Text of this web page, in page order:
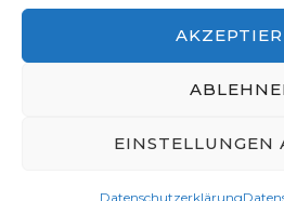
EINSTELLUNGEN
Datenschutzerklärung
© 2024 Simon Taal aus
Bereitgestellt von